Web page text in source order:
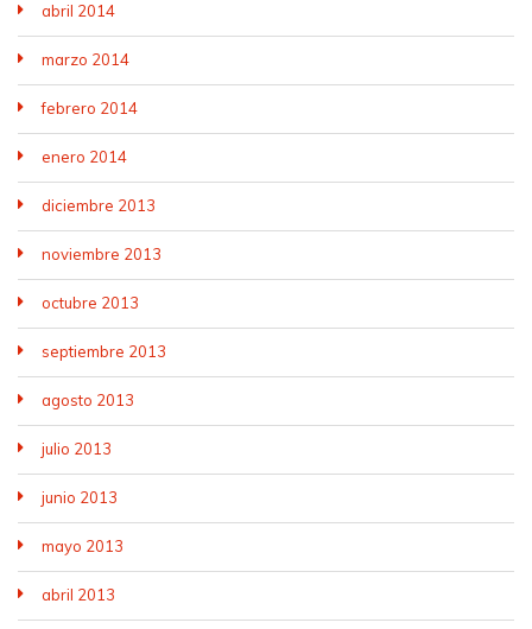
abril 2014
marzo 2014
febrero 2014
enero 2014
diciembre 2013
noviembre 2013
octubre 2013
septiembre 2013
agosto 2013
julio 2013
junio 2013
mayo 2013
abril 2013